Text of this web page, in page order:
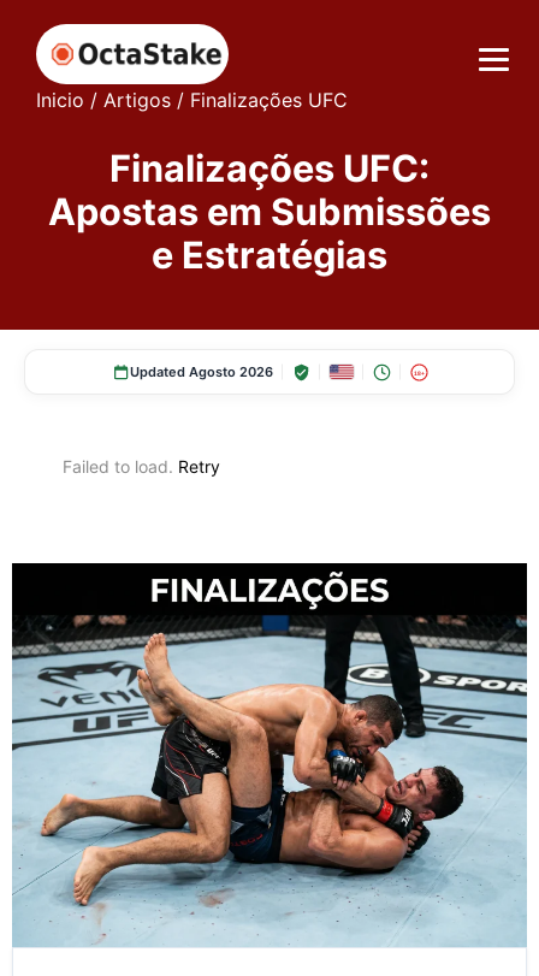
Inicio / Artigos / Finalizações UFC
Finalizações UFC:
Apostas em Submissões
e Estratégias
Updated Agosto 2026 18+
Failed to load. Retry